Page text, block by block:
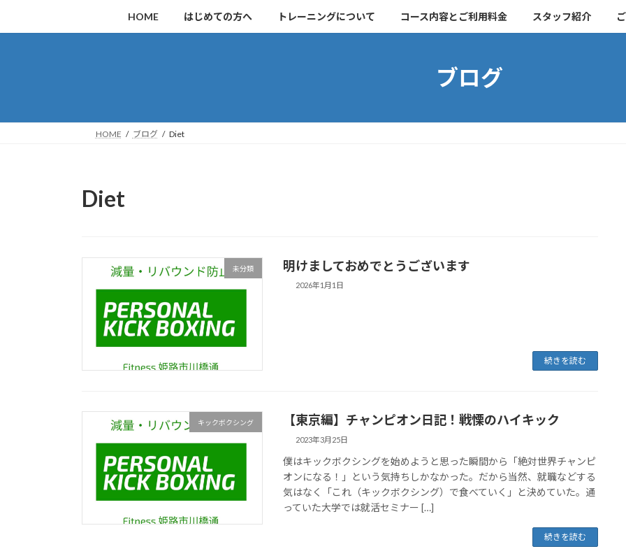
キ
に
HOME はじめての方へ トレーニングについて コース内容とご利用料金 スタッフ紹介
ブログ
HOME ブログ Diet
Diet
未分類 明けましておめでとうございます
2026年1月1日
続きを読む
キックボクシング 【東京編】チャンピオン日記！戦慄のハイキック
2023年3月25日
僕はキックボクシングを始めようと思った瞬間から「絶対世界チャンピ
オンになる！」という気持ちしかなかった。だから当然、就職などする
気はなく「これ（キックボクシング）で食べていく」と決めていた。通
っていた大学では就活セミナー […]
続きを読む